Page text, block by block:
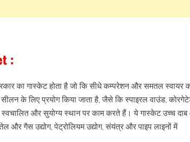
:
का गास्केट होता है जो कि सीधे कम्परेशन और समतल स्वायर
के लिए प्रयोग किया जाता है, जैसे कि स्पाइरल वाउंड,
और सुयोग्य स्थान पर काम करते हैं। ये गास्केट उच्च
और गैस उद्योग, पेट्रोलियम उद्योग, संयंत्र और पाइप लाइनों में